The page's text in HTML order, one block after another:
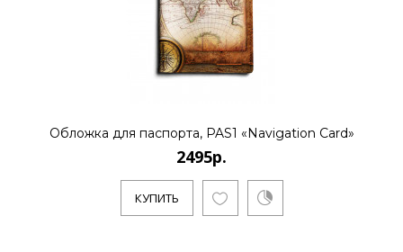
Обложка для паспорта, PAS1 «Navigation Card»
2495р.
КУПИТЬ